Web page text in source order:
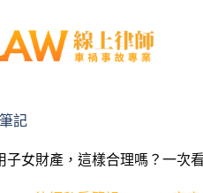
記
子女財產，這樣合理嗎？一次